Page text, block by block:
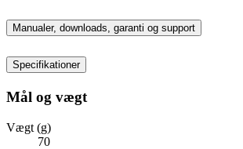
Manualer, downloads, garanti og support
Specifikationer
Mål og vægt
Vægt (g)
70